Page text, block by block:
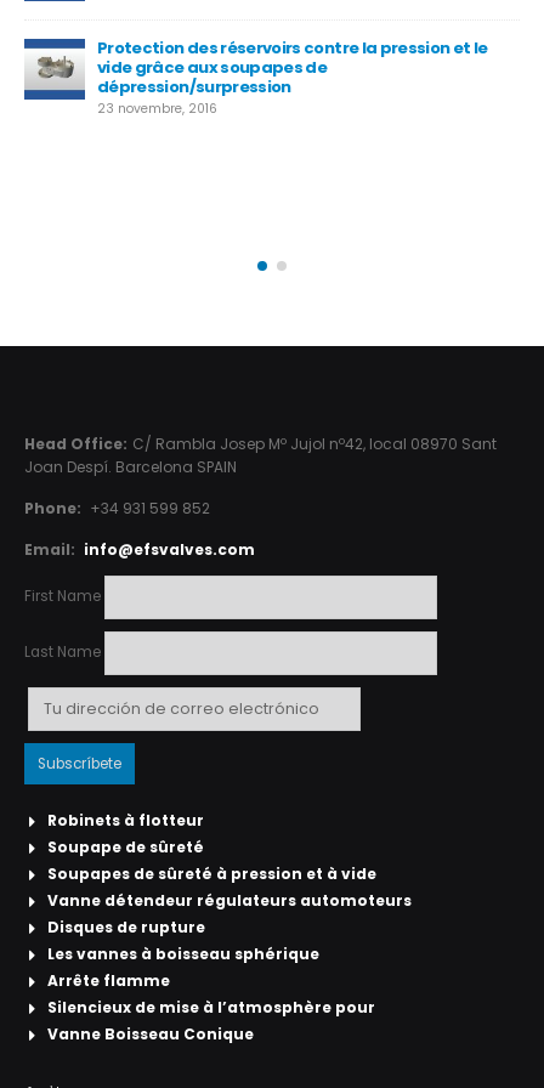
Valve World Düsseldorf
25 décembre, 2014
Head Office: C/ Rambla Josep Mº Jujol nº42, local 08970 Sant
Joan Despí. Barcelona SPAIN
Phone: +34 931 599 852
Email: info@efsvalves.com
First Name
Last Name
Robinets à flotteur
Soupape de sûreté
Soupapes de sûreté à pression et à vide
Vanne détendeur régulateurs automoteurs
Disques de rupture
Les vannes à boisseau sphérique
Arrête flamme
Silencieux de mise à l’atmosphère pour
Vanne Boisseau Conique